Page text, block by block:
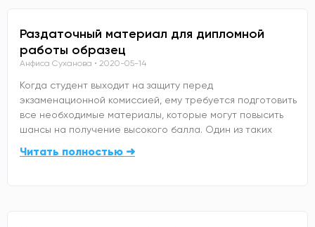
Раздаточный материал для дипломной
работы образец
Анфиса Суханова 2020-05-14
Когда студент выходит на защиту перед
экзаменационной комиссией, ему требуется подготовить
все необходимые материалы, которые могут повысить
шансы на получение высокого балла. Один из таких
Читать полностью ➜